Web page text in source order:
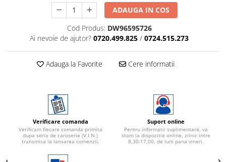
ADAUGA IN COS
Cod Produs: DW96595726
Ai nevoie de ajutor? 0720.499.825 / 0724.515.273
Adauga la Favorite Cere informatii
Verificare comanda
Verificam fiecare comanda primita
dupa seria de caroserie (V.I.N.)
transmisa la lansarea comenzii.
Suport online
Pentru informatii suplimentare, va
stam la dispozitie online, zilnic intre
8,30-17,00, de luni pana vineri.